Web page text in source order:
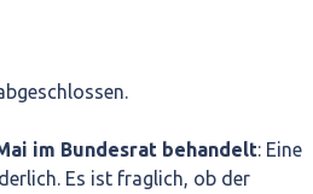
im Bundesrat behandelt: Eine
Es ist fraglich, ob der